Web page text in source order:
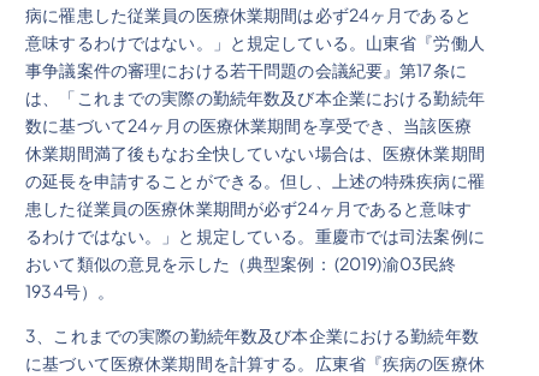
病に罹患した従業員の医療休業期間は必ず24ヶ月であると
意味するわけではない。」と規定している。山東省『労働人
事争議案件の審理における若干問題の会議紀要』第17条に
は、「これまでの実際の勤続年数及び本企業における勤続年
数に基づいて24ヶ月の医療休業期間を享受でき、当該医療
休業期間満了後もなお全快していない場合は、医療休業期間
の延長を申請することができる。但し、上述の特殊疾病に罹
患した従業員の医療休業期間が必ず24ヶ月であると意味す
るわけではない。」と規定している。重慶市では司法案例に
おいて類似の意見を示した（典型案例： (2019)渝03民終
1934号）。
3、これまでの実際の勤続年数及び本企業における勤続年数
に基づいて医療休業期間を計算する。広東省『疾病の医療休